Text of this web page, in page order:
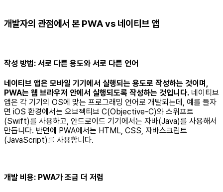
개발자의 관점에서 본 PWA vs 네이티브 앱
작성 방법: 서로 다른 용도와 서로 다른 언어
네이티브 앱은 모바일 기기에서 실행되는 용도로 작성하는 것이며,
PWA는 웹 브라우저 안에서 실행되도록 작성하는 것입니다. 네이티브
앱은 각 기기의 OS에 맞는 프로그래밍 언어로 개발되는데, 예를 들자
면 iOS 환경에서는 오브젝티브 C(Objective-C)와 스위프트
(Swift)를 사용하고, 안드로이드 기기에서는 자바(Java)를 사용해서
만듭니다. 반면에 PWA에서는 HTML, CSS, 자바스크립트
(JavaScript)를 사용합니다.
개발 비용: PWA가 조금 더 저렴